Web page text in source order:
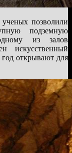
позволили
подземную
из залов
искусственный
открывают для